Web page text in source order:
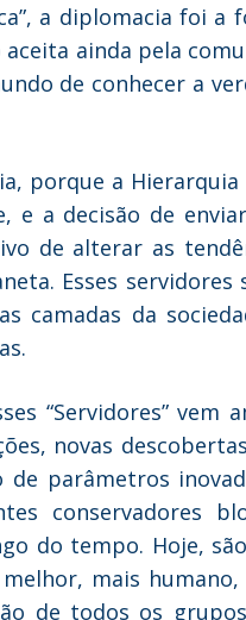
a diplomacia foi
ainda pela
de conhecer a
porque a
e a decisão de
de alterar as
Esses servidores
camadas da
“Servidores” vem
novas
parâmetros
conservadores
do tempo. Hoje,
mais
de todos os